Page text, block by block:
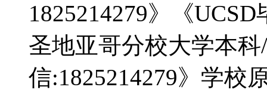
1825214279》《
圣地亚哥分校大学本
信:1825214279》学校